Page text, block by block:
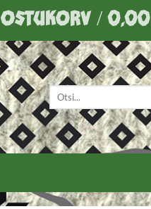
OSTUKORV /0,00
Otsi: